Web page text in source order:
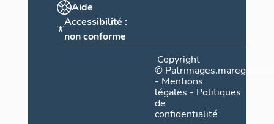
Aide
Accessibilité :
non conforme
Copyright
©
- Mentions
légales - Politiques
de
confidentialité